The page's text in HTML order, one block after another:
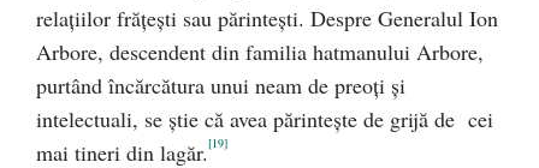
relaţiilor frăţeşti sau părinteşti. Despre Generalul Ion
Arbore, descendent din familia hatmanului Arbore,
purtând încărcătura unui neam de preoţi şi
intelectuali, se ştie că avea părinteşte de grijă de cei
mai tineri din lagăr.[19]